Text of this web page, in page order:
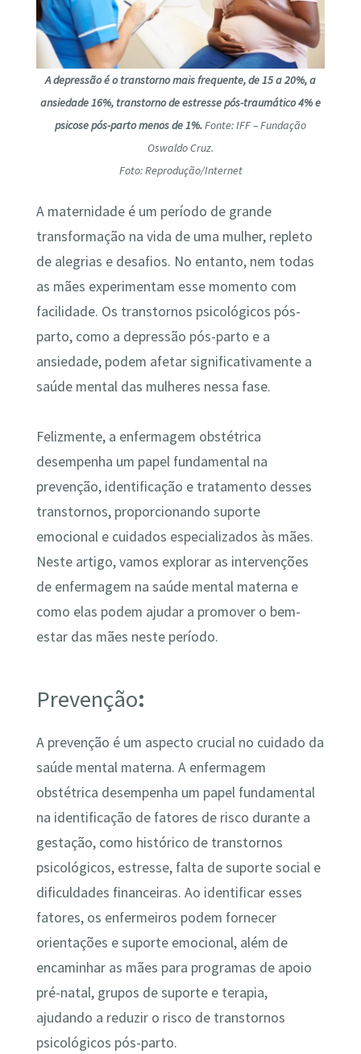
A depressão é o transtorno mais frequente, de 15 a 20%, a
ansiedade 16%, transtorno de estresse pós-traumático 4% e
psicose pós-parto menos de 1%.Fonte: IFF – Fundação
Oswaldo Cruz.
Foto: Reprodução/Internet
A maternidade é um período de grande
transformação na vida de uma mulher, repleto
de alegrias e desafios. No entanto, nem todas
as mães experimentam esse momento com
facilidade. Os transtornos psicológicos pós-
parto, como a depressão pós-parto e a
ansiedade, podem afetar significativamente a
saúde mental das mulheres nessa fase.
Felizmente, a enfermagem obstétrica
desempenha um papel fundamental na
prevenção, identificação e tratamento desses
transtornos, proporcionando suporte
emocional e cuidados especializados às mães.
Neste artigo, vamos explorar as intervenções
de enfermagem na saúde mental materna e
como elas podem ajudar a promover o bem-
estar das mães neste período.
Prevenção:
A prevenção é um aspecto crucial no cuidado da
saúde mental materna. A enfermagem
obstétrica desempenha um papel fundamental
na identificação de fatores de risco durante a
gestação, como histórico de transtornos
psicológicos, estresse, falta de suporte social e
dificuldades financeiras. Ao identificar esses
fatores, os enfermeiros podem fornecer
orientações e suporte emocional, além de
encaminhar as mães para programas de apoio
pré-natal, grupos de suporte e terapia,
ajudando a reduzir o risco de transtornos
psicológicos pós-parto.